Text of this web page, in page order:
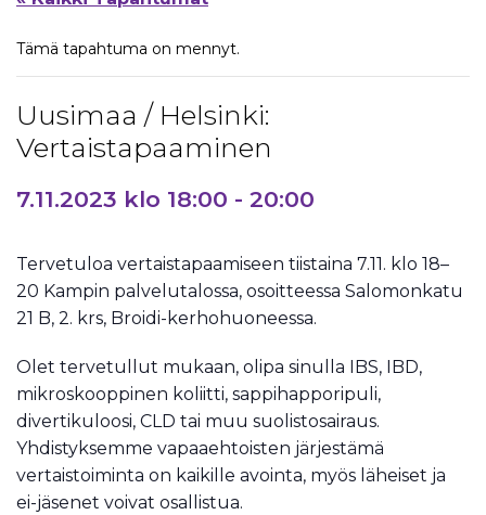
Tämä tapahtuma on mennyt.
Uusimaa / Helsinki:
Vertaistapaaminen
7.11.2023 klo 18:00 - 20:00
Tervetuloa vertaistapaamiseen tiistaina 7.11. klo 18–
20 Kampin palvelutalossa, osoitteessa Salomonkatu
21 B, 2. krs, Broidi-kerhohuoneessa.
Olet tervetullut mukaan, olipa sinulla IBS, IBD,
mikroskooppinen koliitti, sappihapporipuli,
divertikuloosi, CLD tai muu suolistosairaus.
Yhdistyksemme vapaaehtoisten järjestämä
vertaistoiminta on kaikille avointa, myös läheiset ja
ei-jäsenet voivat osallistua.